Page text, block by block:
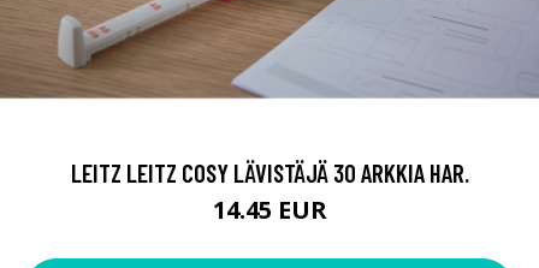
LEITZ LEITZ COSY LÄVISTÄJÄ 30 ARKKIA HAR.
14.45 EUR